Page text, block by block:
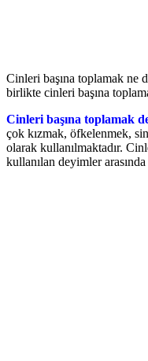
Cinleri başına toplamak ne
birlikte cinleri başına
Cinleri başına toplamak
çok kızmak, öfkelenmek,
olarak kullanılmaktadır.
kullanılan deyimler